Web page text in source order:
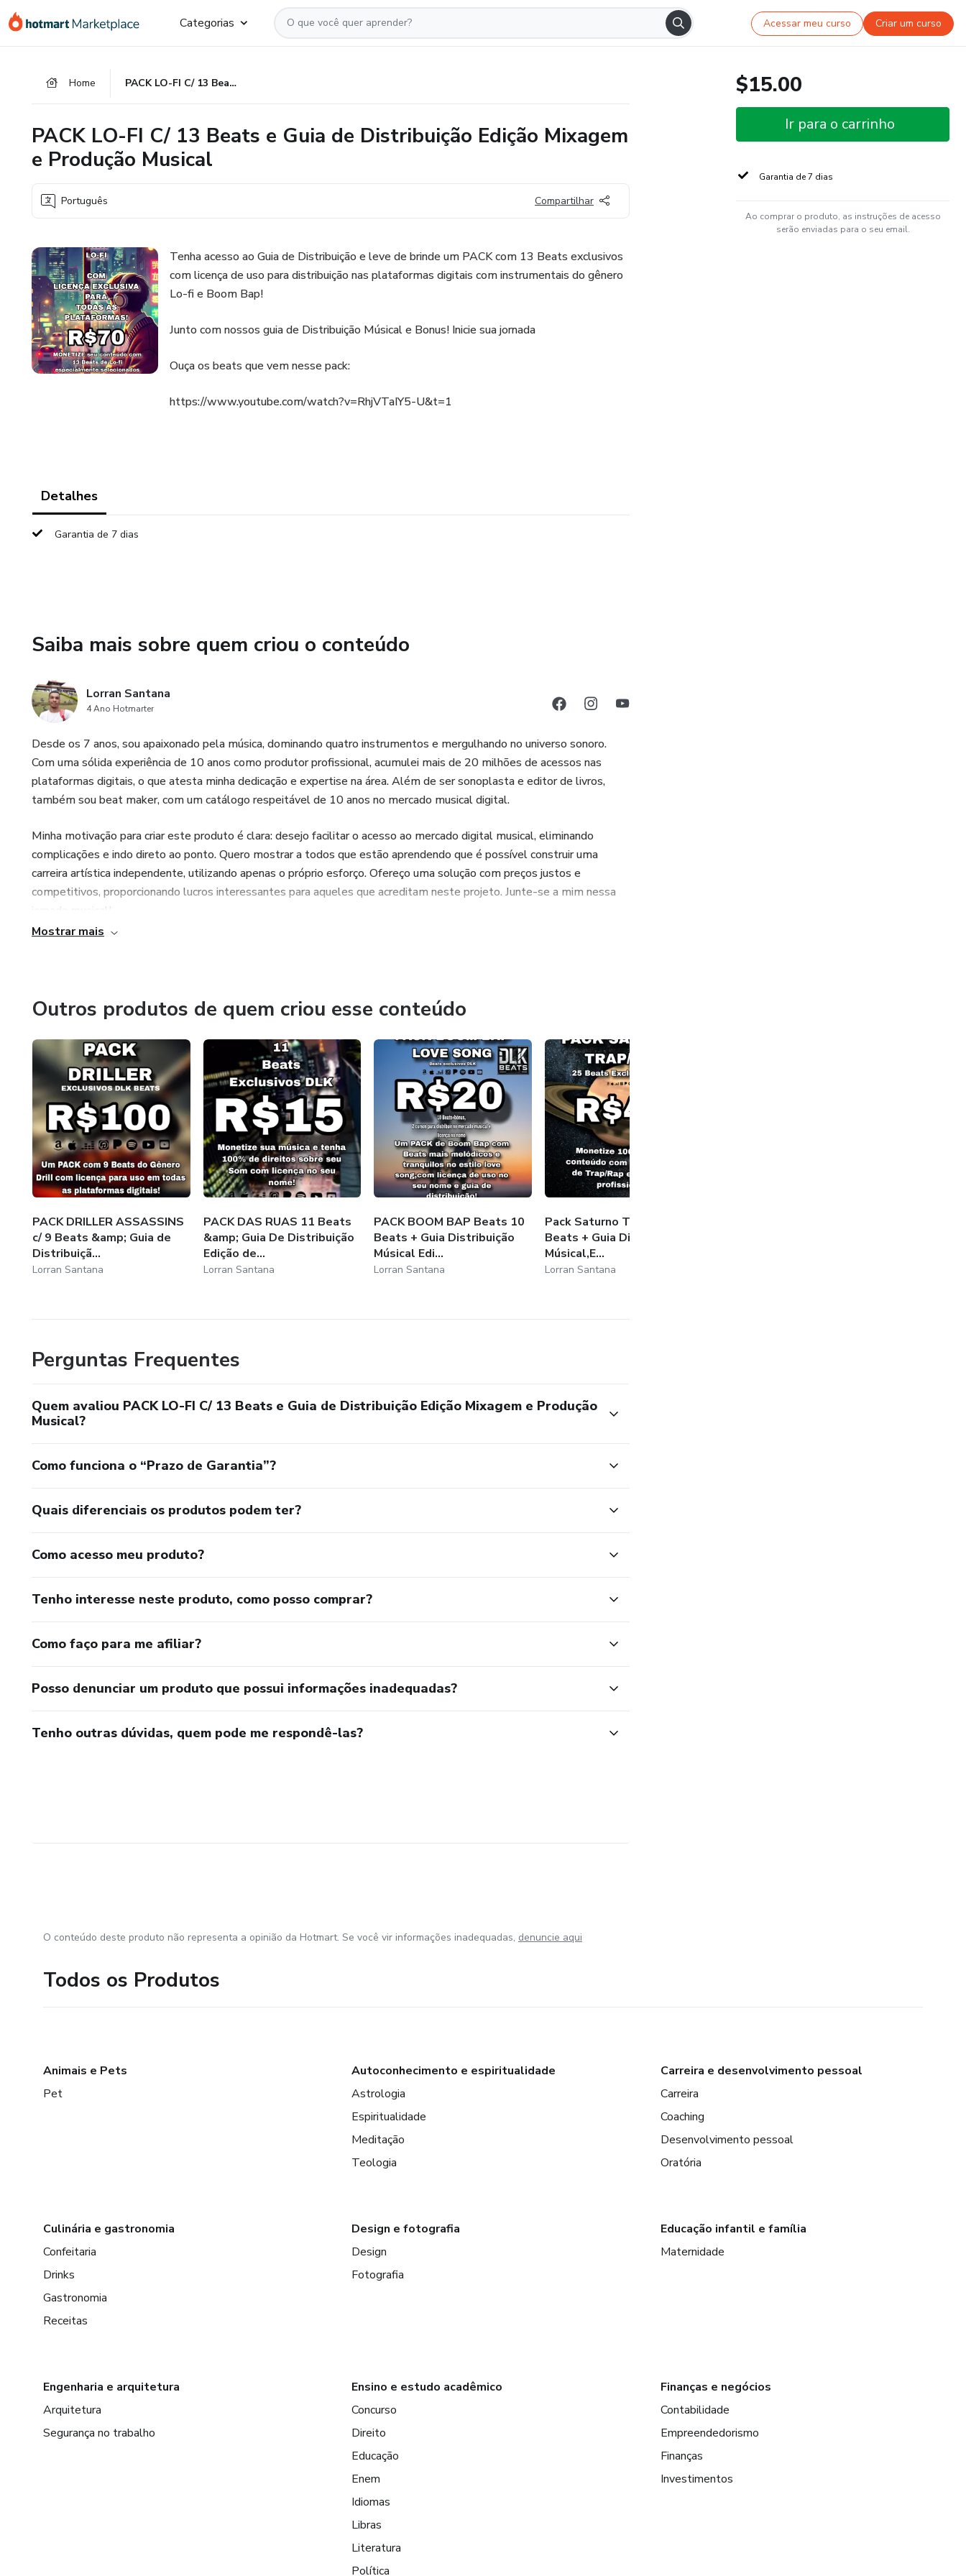
para
para
para
Categorias Acessar meu curso Criar um curso
Home PACK LO-FI C/ 13 Beats e Guia de Distribuição Edição Mixagem e Produção Musical
PACK LO-FI C/ 13 Beats e Guia de Distribuição Edição Mixagem
e Produção Musical
Português Compartilhar
Tenha acesso ao Guia de Distribuição e leve de brinde um PACK com 13 Beats exclusivos
com licença de uso para distribuição nas plataformas digitais com instrumentais do gênero
Lo-fi e Boom Bap!
Junto com nossos guia de Distribuição Músical e Bonus! Inicie sua jornada
Ouça os beats que vem nesse pack:
https://www.youtube.com/watch?v=RhjVTaIY5-U&t=1
Detalhes
Garantia de 7 dias
Saiba mais sobre quem criou o conteúdo
Lorran Santana
4 Ano Hotmarter
Desde os 7 anos, sou apaixonado pela música, dominando quatro instrumentos e mergulhando no universo sonoro.
Com uma sólida experiência de 10 anos como produtor profissional, acumulei mais de 20 milhões de acessos nas
plataformas digitais, o que atesta minha dedicação e expertise na área. Além de ser sonoplasta e editor de livros,
também sou beat maker, com um catálogo respeitável de 10 anos no mercado musical digital.
Minha motivação para criar este produto é clara: desejo facilitar o acesso ao mercado digital musical, eliminando
complicações e indo direto ao ponto. Quero mostrar a todos que estão aprendendo que é possível construir uma
carreira artística independente, utilizando apenas o próprio esforço. Ofereço uma solução com preços justos e
competitivos, proporcionando lucros interessantes para aqueles que acreditam neste projeto. Junte-se a mim nessa
jornada musical!
Mostrar mais
Outros produtos de quem criou esse conteúdo
PACK DRILLER ASSASSINS
c/ 9 Beats &amp; Guia de
Distribuiçã...
Lorran Santana
PACK DAS RUAS 11 Beats
&amp; Guia De Distribuição
Edição de...
Lorran Santana
PACK BOOM BAP Beats 10
Beats + Guia Distribuição
Músical Edi...
Lorran Santana
Pack Saturno Trap/Rap 25
Beats + Guia Distribuição
Músical,E...
Lorran Santana
Perguntas Frequentes
Quem avaliou PACK LO-FI C/ 13 Beats e Guia de Distribuição Edição Mixagem e Produção
Musical?
Como funciona o “Prazo de Garantia”?
Quais diferenciais os produtos podem ter?
Como acesso meu produto?
Tenho interesse neste produto, como posso comprar?
Como faço para me afiliar?
Posso denunciar um produto que possui informações inadequadas?
Tenho outras dúvidas, quem pode me respondê-las?
$15.00
Ir para o carrinho
Garantia de 7 dias
Ao comprar o produto, as instruções de acesso
serão enviadas para o seu email.
O conteúdo deste produto não representa a opinião da Hotmart. Se você vir informações inadequadas, denuncie aqui
Todos os Produtos
Animais e Pets
Pet
Autoconhecimento e espiritualidade
Astrologia
Espiritualidade
Meditação
Teologia
Carreira e desenvolvimento pessoal
Carreira
Coaching
Desenvolvimento pessoal
Oratória
Culinária e gastronomia
Confeitaria
Drinks
Gastronomia
Receitas
Design e fotografia
Design
Fotografia
Educação infantil e família
Maternidade
Engenharia e arquitetura
Arquitetura
Segurança no trabalho
Ensino e estudo acadêmico
Concurso
Direito
Educação
Enem
Idiomas
Libras
Literatura
Política
Finanças e negócios
Contabilidade
Empreendedorismo
Finanças
Investimentos